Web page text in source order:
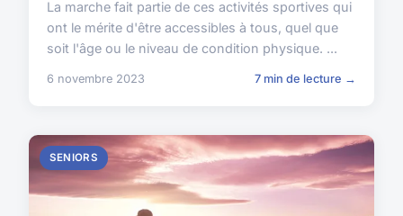
La marche fait partie de ces activités sportives qui
ont le mérite d'être accessibles à tous, quel que
soit l'âge ou le niveau de condition physique. ...
6 novembre 2023 7 min de lecture →
SENIORS